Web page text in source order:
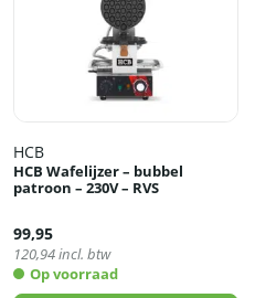
HCB
HCB Wafelijzer – bubbel
patroon – 230V – RVS
99,95
120,94incl. btw
Op voorraad